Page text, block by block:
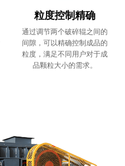
粒度控制精确
通过调节两个破碎辊之间的
间隙，可以精确控制成品的
粒度，满足不同用户对于成
品颗粒大小的需求。